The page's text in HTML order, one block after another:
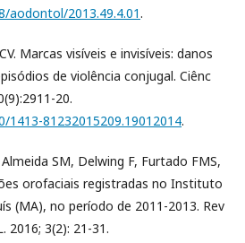
aodontol/2013.49.4.01.
Marcas visíveis e invisíveis: danos
de violência conjugal. Ciênc
20.
1413-81232015209.19012014.
SM, Delwing F, Furtado FMS,
orofaciais registradas no Instituto
(MA), no período de 2011-2013. Rev
2016; 3(2): 21-31.